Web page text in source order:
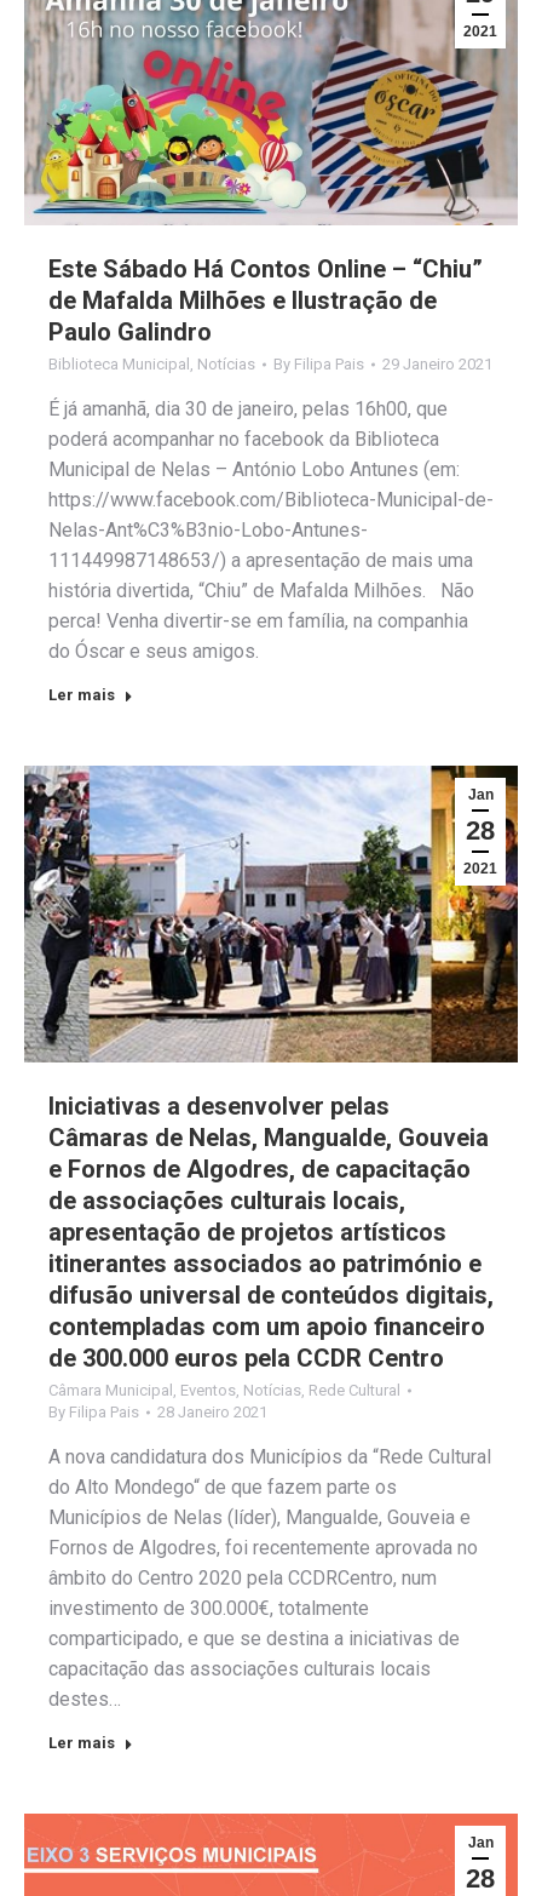
2021
Este Sábado Há Contos Online – “Chiu”
de Mafalda Milhões e Ilustração de
Paulo Galindro
Biblioteca Municipal Notícias By Filipa Pais 29 Janeiro 2021
É já amanhã, dia 30 de janeiro, pelas 16h00, que
poderá acompanhar no facebook da Biblioteca
Municipal de Nelas – António Lobo Antunes (em:
https://www.facebook.com/Biblioteca-Municipal-de-
Nelas-Ant%C3%B3nio-Lobo-Antunes-
111449987148653/) a apresentação de mais uma
história divertida, “Chiu” de Mafalda Milhões. Não
perca! Venha divertir-se em família, na companhia
do Óscar e seus amigos.
Ler mais
Jan
28
2021
Iniciativas a desenvolver pelas
Câmaras de Nelas, Mangualde, Gouveia
e Fornos de Algodres, de capacitação
de associações culturais locais,
apresentação de projetos artísticos
itinerantes associados ao património e
difusão universal de conteúdos digitais,
contempladas com um apoio financeiro
de 300.000 euros pela CCDR Centro
Câmara Municipal Eventos Notícias Rede Cultural
By Filipa Pais 28 Janeiro 2021
A nova candidatura dos Municípios da “Rede Cultural
do Alto Mondego“ de que fazem parte os
Municípios de Nelas (líder), Mangualde, Gouveia e
Fornos de Algodres, foi recentemente aprovada no
âmbito do Centro 2020 pela CCDRCentro, num
investimento de 300.000€, totalmente
comparticipado, e que se destina a iniciativas de
capacitação das associações culturais locais
destes…
Ler mais
Jan
28